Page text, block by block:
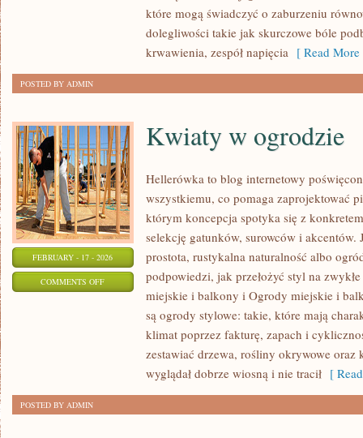
ZABURZENIAktóre mogą świadczyć o zaburzeniu
dolegliwości takie jak skurczowe bóle
krwawienia, zespół napięcia [ Read
POSTED BY ADMIN
FEBRUARY - 17 - 2026
COMMENTS OFFON
Kwiaty w ogrodzie
Hellerówka to blog internetowy
wszystkiemu, co pomaga zaprojektować
którym koncepcja spotyka się z
selekcję gatunków, surowców i akcentów.
prostota, rustykalna naturalność albo
podpowiedzi, jak przełożyć styl na
miejskie i balkony i Ogrody miejskie i
są ogrody stylowe: takie, które mają
klimat poprzez fakturę, zapach i
zestawiać drzewa, rośliny okrywowe oraz
wyglądał dobrze wiosną i nie tracił [
POSTED BY ADMIN